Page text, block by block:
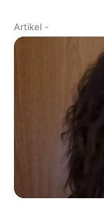
Artikel -